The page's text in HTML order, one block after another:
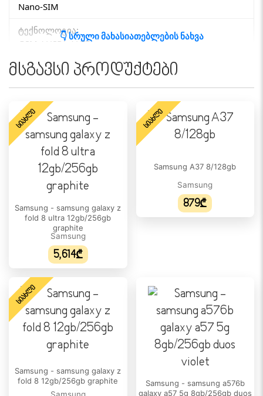
Nano-SIM
ტექნოლოგია:
GSM / HSPA / LTE
ᲥᲡᲔᲚᲘ
4G (LTE):
დიახ
5G:
არა
eSIM:
ეკრანის ფორმატი:
ეკრანის დაცვა:
N/A
HDR მხარდაჭერა:
N/A
დიაგონალი:
გარჩევადობა:
1080 x 2340
👇 სრული მახასიათებლების ნახვა
მსგავსი პროდუქტები
ᲡᲘᲐᲮᲚᲔ
Samsung - samsung galaxy z
fold 8 ultra 12gb/256gb
graphite
Samsung
5,614₾
ᲡᲘᲐᲮᲚᲔ
Samsung A37 8/128gb
Samsung
879₾
ᲡᲘᲐᲮᲚᲔ
Samsung - samsung galaxy z
fold 8 12gb/256gb graphite
Samsung
Samsung - samsung a576b
galaxy a57 5g 8gb/256gb duos